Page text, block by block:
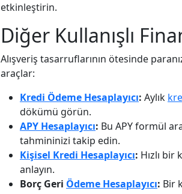
etkinleştirin.
Diğer Kullanışlı
Alışveriş tasarruflarının ötesinde
araçlar:
Kredi Ödeme Hesaplayıcı: Aylık
dökümü görün.
APY Hesaplayıcı: Bu APY formül
tahmininizi takip edin.
Kişisel Kredi Hesaplayıcı: Hızlı
anlayın.
Borç Geri Ödeme Hesaplayıcı: Bir